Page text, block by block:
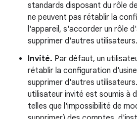
standards disposant du rôle
ne peuvent pas rétablir la
l'appareil, s'accorder un rôle
supprimer d'autres utilisateurs.
Invité. Par défaut, un
rétablir la configuration
supprimer d'autres
utilisateur invité est soumis à
telles que l'impossibilité de